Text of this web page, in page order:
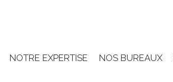
NOTRE EXPERTISE NOS BUREAUX